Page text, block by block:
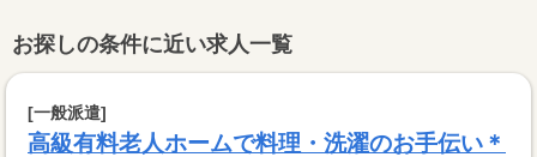
お探しの条件に近い求人一覧
[一般派遣]
高級有料老人ホームで料理・洗濯のお手伝い＊